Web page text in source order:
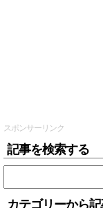
スポンサーリンク
記事を検索する
カテゴリーから